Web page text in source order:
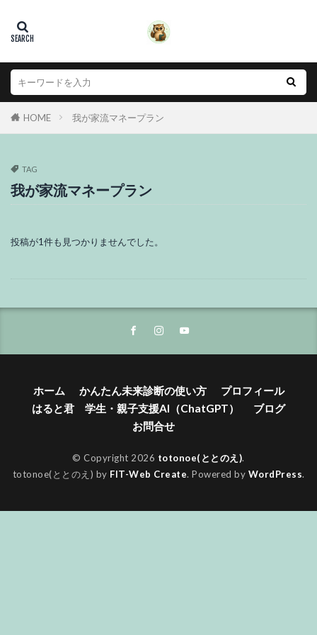
HOME 我が家流マネープラン
TAG
我が家流マネープラン
投稿が1件も見つかりませんでした。
ホーム かんたん未来診断の使い方
プロフィール
はると君 学生・親子支援AI（ChatGPT）
ブログ
お問合せ
© Copyright 2026 totonoe(ととのえ).
totonoe(ととのえ) by FIT-Web Create. Powered by WordPress.